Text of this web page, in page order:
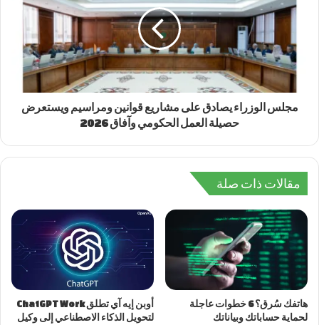
مجلس الوزراء يصادق على مشاريع قوانين ومراسيم ويستعرض
حصيلة العمل الحكومي وآفاق 2026
مقالات ذات صلة
هاتفك سُرق؟ 6 خطوات عاجلة
لحماية حساباتك وبياناتك
أوبن إيه آي تطلق ChatGPT Work
لتحويل الذكاء الاصطناعي إلى وكيل